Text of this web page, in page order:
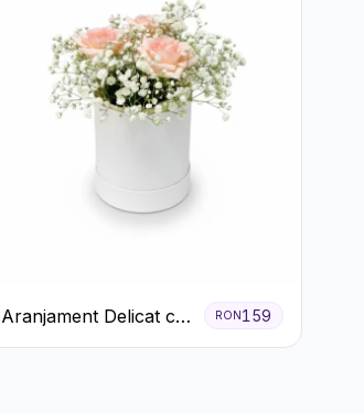
Aranjament Delicat cu
3 Trandafiri Roz în
RON159